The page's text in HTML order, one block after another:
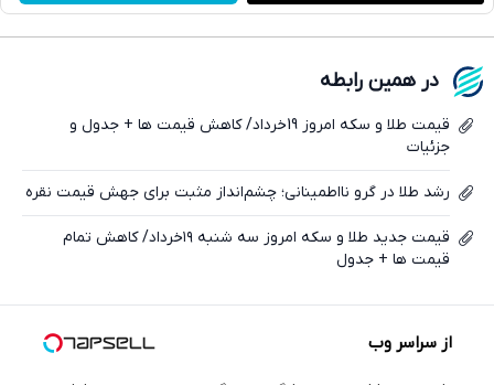
واتساپ
در همین رابطه
قیمت طلا و سکه امروز 19خرداد/ کاهش قیمت ها + جدول و
جزئیات
رشد طلا در گرو نااطمینانی؛ چشم‌انداز مثبت برای جهش قیمت نقره
قیمت جدید طلا و سکه امروز سه شنبه ۱۹خرداد/ کاهش تمام
قیمت ها + جدول
از سراسر وب